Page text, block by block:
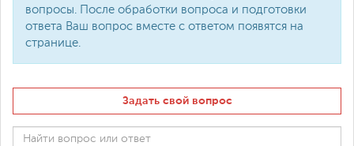
вопросы. После обработки вопроса и подготовки
ответа Ваш вопрос вместе с ответом появятся на
странице.
Задать свой вопрос